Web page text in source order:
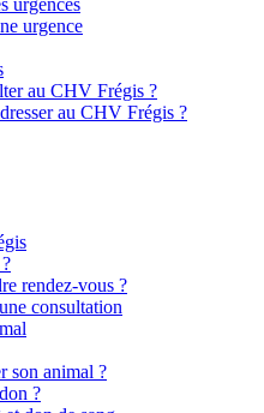
urgences
urgence
au CHV Frégis ?
au CHV Frégis ?
rendez-vous ?
consultation
son animal ?
?